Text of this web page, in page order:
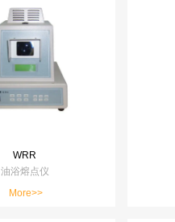
WRR
油浴熔点仪
More>>